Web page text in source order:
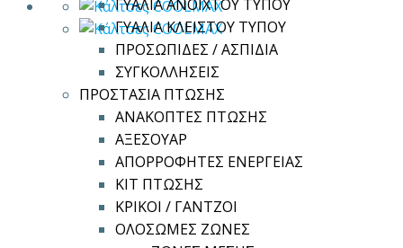
ΓΥΑΛΙΑ ΑΝΟΙΧΤΟΥ ΤΥΠΟΥ
ΓΥΑΛΙΑ ΚΛΕΙΣΤΟΥ ΤΥΠΟΥ
ΠΡΟΣΩΠΙΔΕΣ / ΑΣΠΙΔΙΑ
ΣΥΓΚΟΛΛΗΣΕΙΣ
ΠΡΟΣΤΑΣΙΑ ΠΤΩΣΗΣ
ΑΝΑΚΟΠΤΕΣ ΠΤΩΣΗΣ
ΑΞΕΣΟΥΑΡ
ΑΠΟΡΡΟΦΗΤΕΣ ΕΝΕΡΓΕΙΑΣ
ΚΙΤ ΠΤΩΣΗΣ
ΚΡΙΚΟΙ / ΓΑΝΤΖΟΙ
ΟΛΟΣΩΜΕΣ ΖΩΝΕΣ
στη
σελίδα
του
προϊόντος